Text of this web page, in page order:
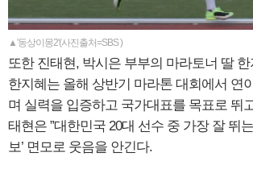
▲'동상이몽2'(사진출처=SBS )
또한 진태현, 박시은 부부의 마라토너 딸
한지혜는 올해 상반기 마라톤 대회에서 연
며 실력을 입증하고 국가대표를 목표로 뛰
태현은 ”대한민국 20대 선수 중 가장 잘 뛰
보’ 면모로 웃음을 안긴다.